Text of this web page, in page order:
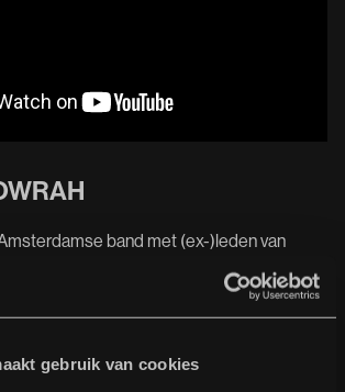
gebruik van cookies
band met (ex-)leden van
Nederlandse undergroundscene.
van hun eigen bands maar ook van